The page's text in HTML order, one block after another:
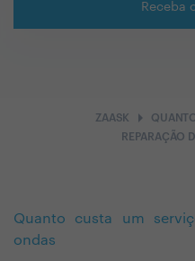
Receba
ZAASK arrow_right
REPARAÇÃO
Quanto custa um
ondas